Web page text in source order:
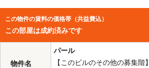
この物件の賃料の価格帯（共益費込）
この部屋は成約済みです
物件名
パール
【このビルのその他の募集階】